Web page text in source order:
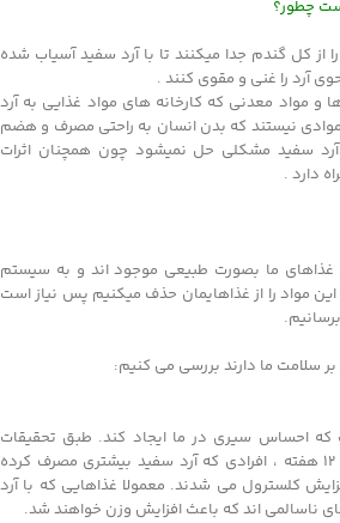
چطور؟
از کل گندم جدا میکنند تا با آرد سفید آسیاب شده
آرد را غنی و مقوی کنند .
مواد معدنی که کارخانه های مواد غذایی به آرد
موادی نیستند که بدن انسان به راحتی مصرف و هضم
سفید مشکلی حل نمیشود چون همچنان اثرات
دارد .
غذاهای ما بصورت طبیعی موجود اند و به سیستم
مواد را از غذاهایمان حذف میکنیم پس نیاز است
بر سلامت ما دارند بررسی می کنیم:
احساس سیری در ما ایجاد کند. طبق تحقیقات
انجام شده بر ۳۰۰۰ نفر ، طی ۱۲ هفته ، افرادی که آرد سفید بیشتری مصرف کرده
کلسترول می شدند. معمولا غذاهایی که با آرد
ناسالمی اند که باعث افزایش وزن خواهند شد.